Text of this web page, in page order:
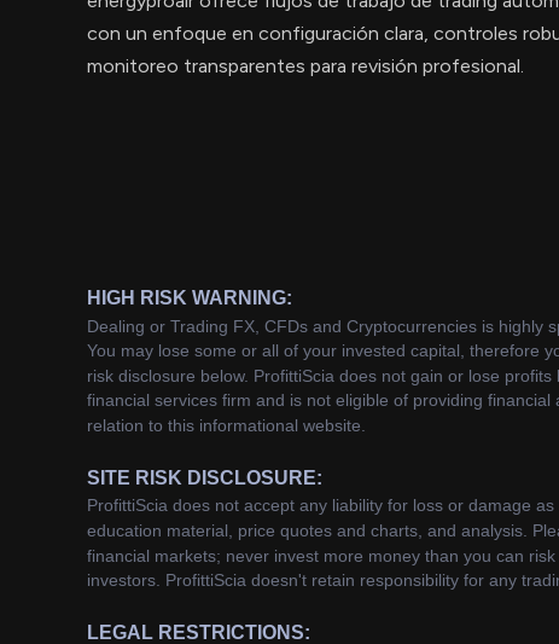
con un enfoque en configuración clara, controles
monitoreo transparentes para revisión profesional.